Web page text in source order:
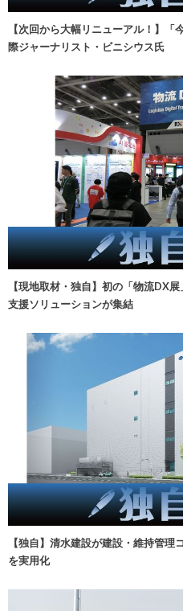
【次回から大幅リニューアル！】
際ジャーナリスト・ビニシウス氏
【現地取材・独自】初の「物流DX
支援ソリューションが集結
【独自】清水建設が建設・維持管
を実用化